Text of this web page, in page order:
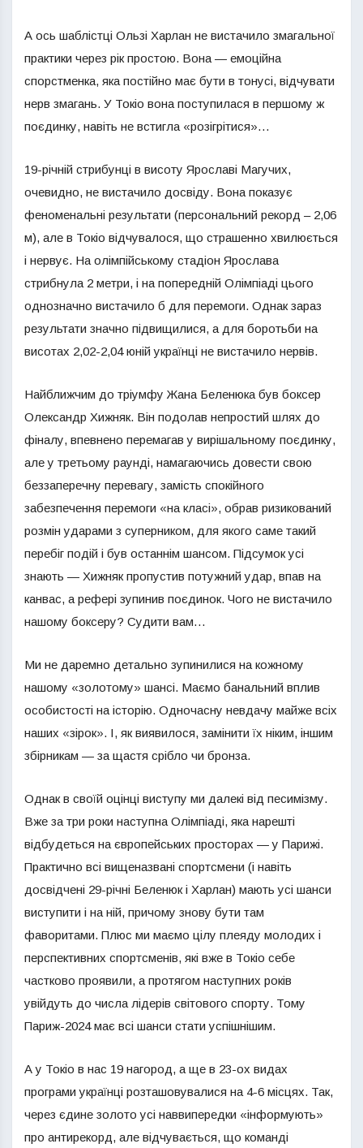
А ось шаблістці Ользі Харлан не вистачило змагальної
практики через рік простою. Вона — емоційна
спорстменка, яка постійно має бути в тонусі, відчувати
нерв змагань. У Токіо вона поступилася в першому ж
поєдинку, навіть не встигла «розігрітися»…
19-річній стрибунці в висоту Ярославі Магучих,
очевидно, не вистачило досвіду. Вона показує
феноменальні результати (персональний рекорд – 2,06
м), але в Токіо відчувалося, що страшенно хвилюється
і нервує. На олімпійському стадіон Ярослава
стрибнула 2 метри, і на попередній Олімпіаді цього
однозначно вистачило б для перемоги. Однак зараз
результати значно підвищилися, а для боротьби на
висотах 2,02-2,04 юній українці не вистачило нервів.
Найближчим до тріумфу Жана Беленюка був боксер
Олександр Хижняк. Він подолав непростий шлях до
фіналу, впевнено перемагав у вирішальному поєдинку,
але у третьому раунді, намагаючись довести свою
беззаперечну перевагу, замість спокійного
забезпечення перемоги «на класі», обрав ризикований
розмін ударами з суперником, для якого саме такий
перебіг подій і був останнім шансом. Підсумок усі
знають — Хижняк пропустив потужний удар, впав на
канвас, а рефері зупинив поєдинок. Чого не вистачило
нашому боксеру? Судити вам…
Ми не даремно детально зупинилися на кожному
нашому «золотому» шансі. Маємо банальний вплив
особистості на історію. Одночасну невдачу майже всіх
наших «зірок». І, як виявилося, замінити їх ніким, іншим
збірникам — за щастя срібло чи бронза.
Однак в своїй оцінці виступу ми далекі від песимізму.
Вже за три роки наступна Олімпіаді, яка нарешті
відбудеться на європейських просторах — у Парижі.
Практично всі вищеназвані спортсмени (і навіть
досвідчені 29-річні Беленюк і Харлан) мають усі шанси
виступити і на ній, причому знову бути там
фаворитами. Плюс ми маємо цілу плеяду молодих і
перспективних спортсменів, які вже в Токіо себе
частково проявили, а протягом наступних років
увійдуть до числа лідерів світового спорту. Тому
Париж-2024 має всі шанси стати успішнішим.
А у Токіо в нас 19 нагород, а ще в 23-ох видах
програми українці розташовувалися на 4-6 місцях. Так,
через єдине золото усі наввипередки «інформують»
про антирекорд, але відчувається, що команді